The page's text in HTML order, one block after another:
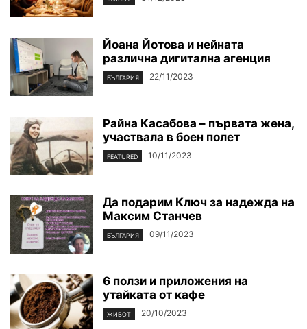
Йоана Йотова и нейната
различна дигитална агенция
БЪЛГАРИЯ 22/11/2023
Райна Касабова – първата жена,
участвала в боен полет
FEATURED 10/11/2023
Да подарим Ключ за надежда на
Максим Станчев
БЪЛГАРИЯ 09/11/2023
6 ползи и приложения на
утайката от кафе
ЖИВОТ 20/10/2023